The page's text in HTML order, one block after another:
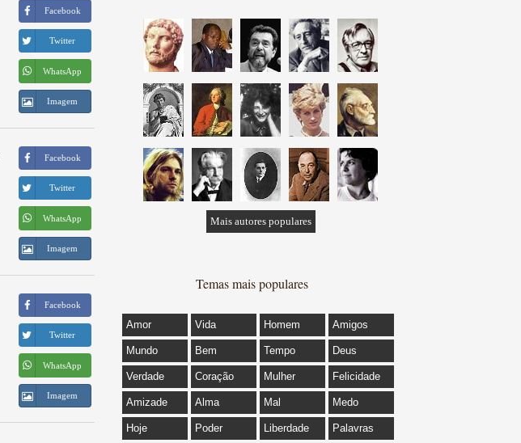
Facebook
Twitter
WhatsApp
Imagem
Facebook
Twitter
WhatsApp
Imagem
Facebook
Twitter
WhatsApp
Imagem
Mais autores populares
Temas mais populares
Amor Vida Homem Amigos
Mundo Bem Tempo Deus
Verdade Coração Mulher Felicidade
Amizade Alma Mal Medo
Hoje Poder Liberdade Palavras